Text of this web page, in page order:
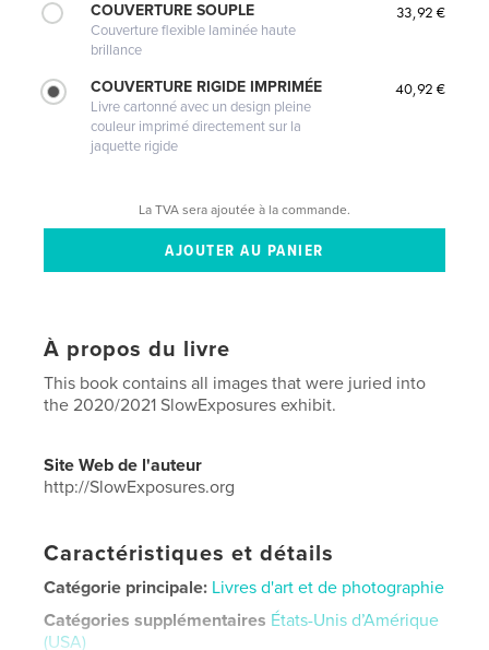
COUVERTURE SOUPLE
Couverture flexible laminée haute
brillance
33,92 €
COUVERTURE RIGIDE IMPRIMÉE
Livre cartonné avec un design pleine
couleur imprimé directement sur la
jaquette rigide
40,92 €
La TVA sera ajoutée à la commande.
À propos du livre
This book contains all images that were juried into
the 2020/2021 SlowExposures exhibit.
Site Web de l'auteur
http://SlowExposures.org
Caractéristiques et détails
Catégorie principale: Livres d'art et de photographie
Catégories supplémentaires États-Unis d’Amérique
(USA)